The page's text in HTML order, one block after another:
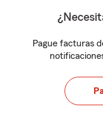
Pague facturas